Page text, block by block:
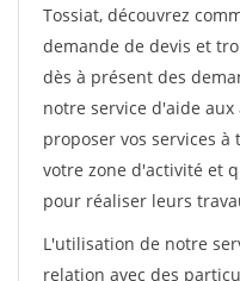
Tossiat, découvrez
demande de devis et
dès à présent des
notre service d'aide
proposer vos services
votre zone d'activité et
pour réaliser leurs
L'utilisation de notre
relation avec des